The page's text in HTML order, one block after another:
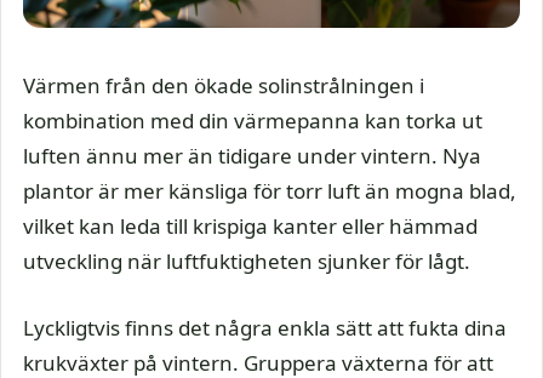
Värmen från den ökade solinstrålningen i
kombination med din värmepanna kan torka ut
luften ännu mer än tidigare under vintern. Nya
plantor är mer känsliga för torr luft än mogna blad,
vilket kan leda till krispiga kanter eller hämmad
utveckling när luftfuktigheten sjunker för lågt.
Lyckligtvis finns det några enkla sätt att fukta dina
krukväxter på vintern. Gruppera växterna för att